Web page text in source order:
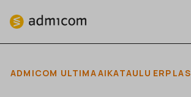
ADMICOM ULTIMAAIKATAULU ERP